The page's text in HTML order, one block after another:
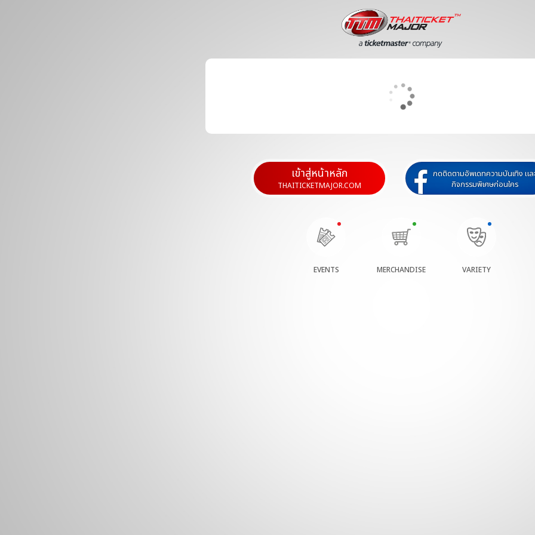
เข้าสู่หน้าหลัก
THAITICKETMAJOR.COM
กดติดตามอัพเดทความบันเทิง แล
กิจกรรมพิเศษก่อนใคร
EVENTS MERCHANDISE VARIETY